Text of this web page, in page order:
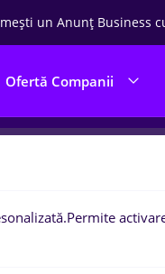
un Anunț Business
Ofertă Companii
0locuri de
Constructii /
Permite